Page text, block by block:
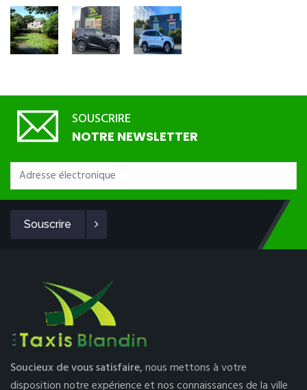
SOUSCRIRE
NOTRE NEWSLETTER
Souscrire
Soucieux de vous satisfaire,nous mettons à votre
disposition notre expérience et nos connaissances de la ville